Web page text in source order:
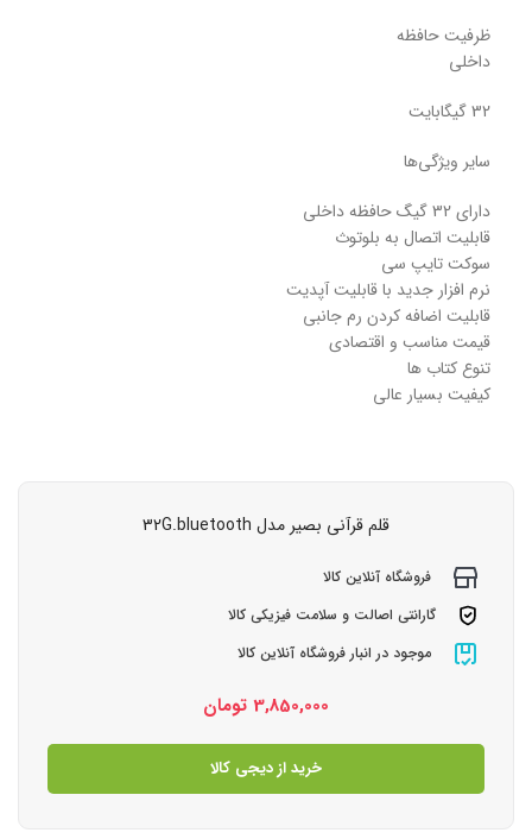
ظرفیت حافظه
داخلی
32 گیگابایت
سایر ویژگی‌ها
دارای 32 گیگ حافظه داخلی
قابلیت اتصال به بلوتوث
سوکت تایپ سی
نرم افزار جدید با قابلیت آپدیت
قابلیت اضافه کردن رم جانبی
قیمت مناسب و اقتصادی
تنوع کتاب ها
کیفیت بسیار عالی
قلم قرآنی بصیر مدل 32G.bluetooth
فروشگاه آنلاین کالا
گارانتی اصالت و سلامت فیزیکی کالا
موجود در انبار فروشگاه آنلاین کالا
3,850,000 تومان
خرید از دیجی کالا